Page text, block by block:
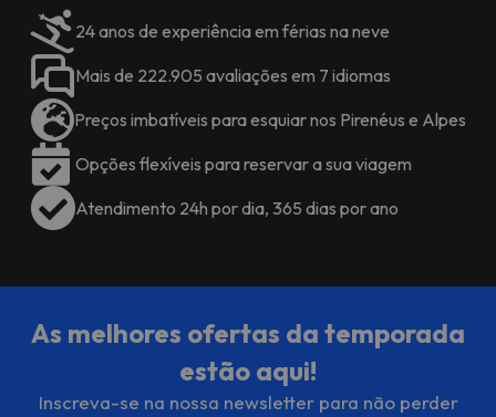
24 anos de experiência em férias na neve
Mais de 222.905 avaliações em 7 idiomas
Preços imbatíveis para esquiar nos Pirenéus e Alpes
Opções flexíveis para reservar a sua viagem
Atendimento 24h por dia, 365 dias por ano
As melhores ofertas da temporada
estão aqui!
Inscreva-se na nossa newsletter para não perder